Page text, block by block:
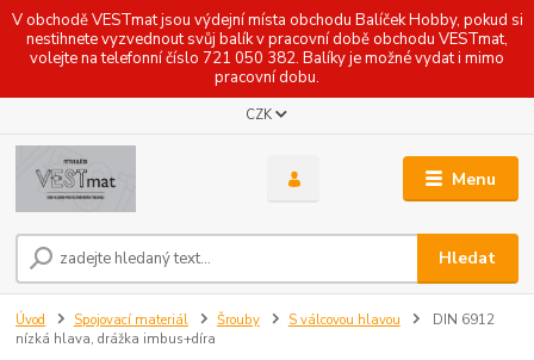
V obchodě VESTmat jsou výdejní místa obchodu Balíček Hobby, pokud si
nestihnete vyzvednout svůj balík v pracovní době obchodu VESTmat,
volejte na telefonní číslo 721 050 382. Balíky je možné vydat i mimo
pracovní dobu.
Menu
CZK
Hledat
Úvod Spojovací materiál Šrouby S válcovou hlavou
DIN 6912
nízká hlava, drážka imbus+díra